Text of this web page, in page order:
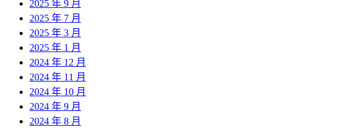
2025 年 9 月
2025 年 7 月
2025 年 3 月
2025 年 1 月
2024 年 12 月
2024 年 11 月
2024 年 10 月
2024 年 9 月
2024 年 8 月